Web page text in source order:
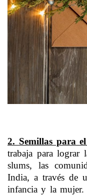
2. Semillas para
trabaja para lograr
slums, las
India, a través de
infancia y la mujer.